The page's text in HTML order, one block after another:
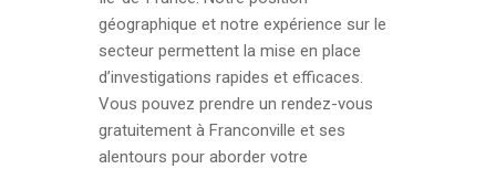
géographique et notre expérience sur le
secteur permettent la mise en place
d’investigations rapides et efficaces.
Vous pouvez prendre un rendez-vous
gratuitement à Franconville et ses
alentours pour aborder votre